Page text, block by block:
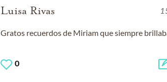
Luisa Rivas
Gratos recuerdos de Miriam que siempre
0